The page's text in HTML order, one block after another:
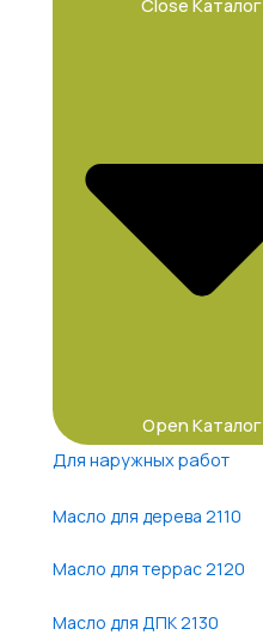
Close Каталог
Open Каталог
Для наружных работ
Масло для дерева 2110
Масло для террас 2120
Масло для ДПК 2130